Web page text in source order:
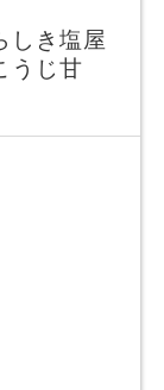
しき塩屋
うじ甘